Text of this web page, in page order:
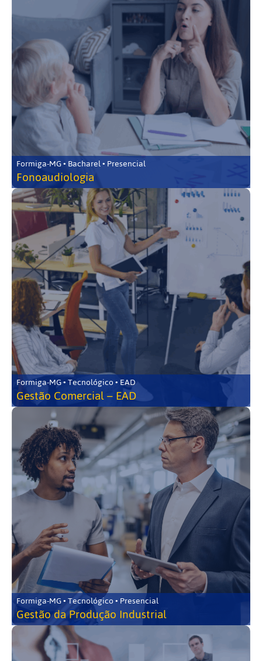
Formiga-MG • Bacharel • Presencial
Fonoaudiologia
Formiga-MG • Tecnológico • EAD
Gestão Comercial – EAD
Formiga-MG • Tecnológico • Presencial
Gestão da Produção Industrial